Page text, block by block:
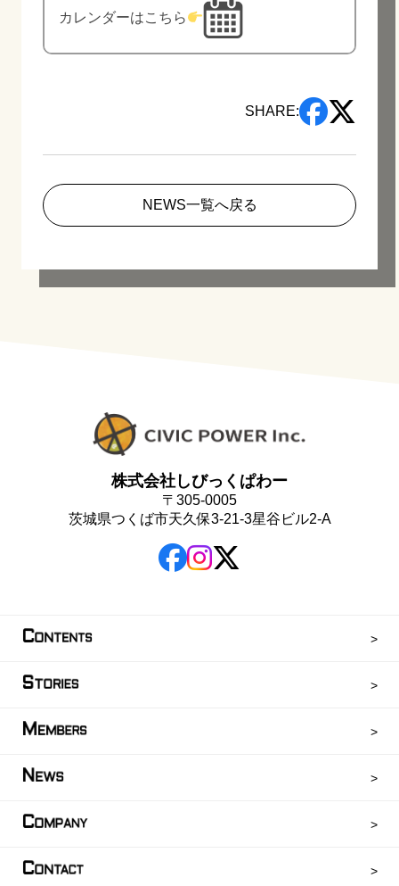
カレンダーはこちら
SHARE:
NEWS一覧へ戻る
株式会社しびっくぱわー
〒305-0005
茨城県つくば市天久保3-21-3星谷ビル2-A
CONTENTS
STORIES
MEMBERS
N EWS
COMPANY
CONTACT